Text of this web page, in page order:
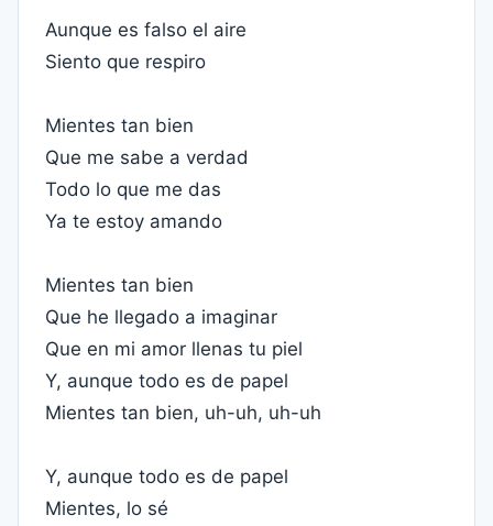
Aunque es falso el aire
Siento que respiro
Mientes tan bien
Que me sabe a verdad
Todo lo que me das
Ya te estoy amando
Mientes tan bien
Que he llegado a imaginar
Que en mi amor llenas tu piel
Y, aunque todo es de papel
Mientes tan bien, uh-uh, uh-uh
Y, aunque todo es de papel
Mientes, lo sé